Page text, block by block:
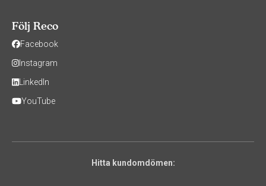
Följ Reco
Facebook
Instagram
LinkedIn
YouTube
Hitta kundomdömen: